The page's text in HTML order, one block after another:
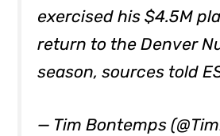
exercised his $4.5M
return to the Denver
season, sources told
— Tim Bontemps